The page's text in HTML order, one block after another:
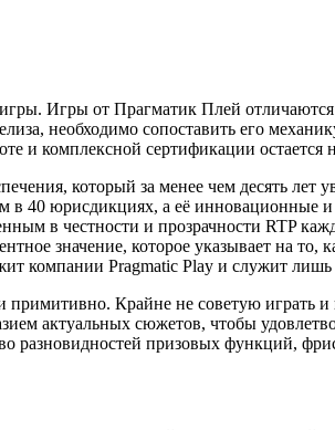
Игры от Прагматик Плей
необходимо сопоставить его
и комплексной сертификации
который за менее чем десять
в 40 юрисдикциях, а её
в честности и прозрачности RTP
значение, которое указывает на
компании Pragmatic Play и служит
Крайне не советую
актуальных сюжетов, чтобы
разновидностей призовых функций,